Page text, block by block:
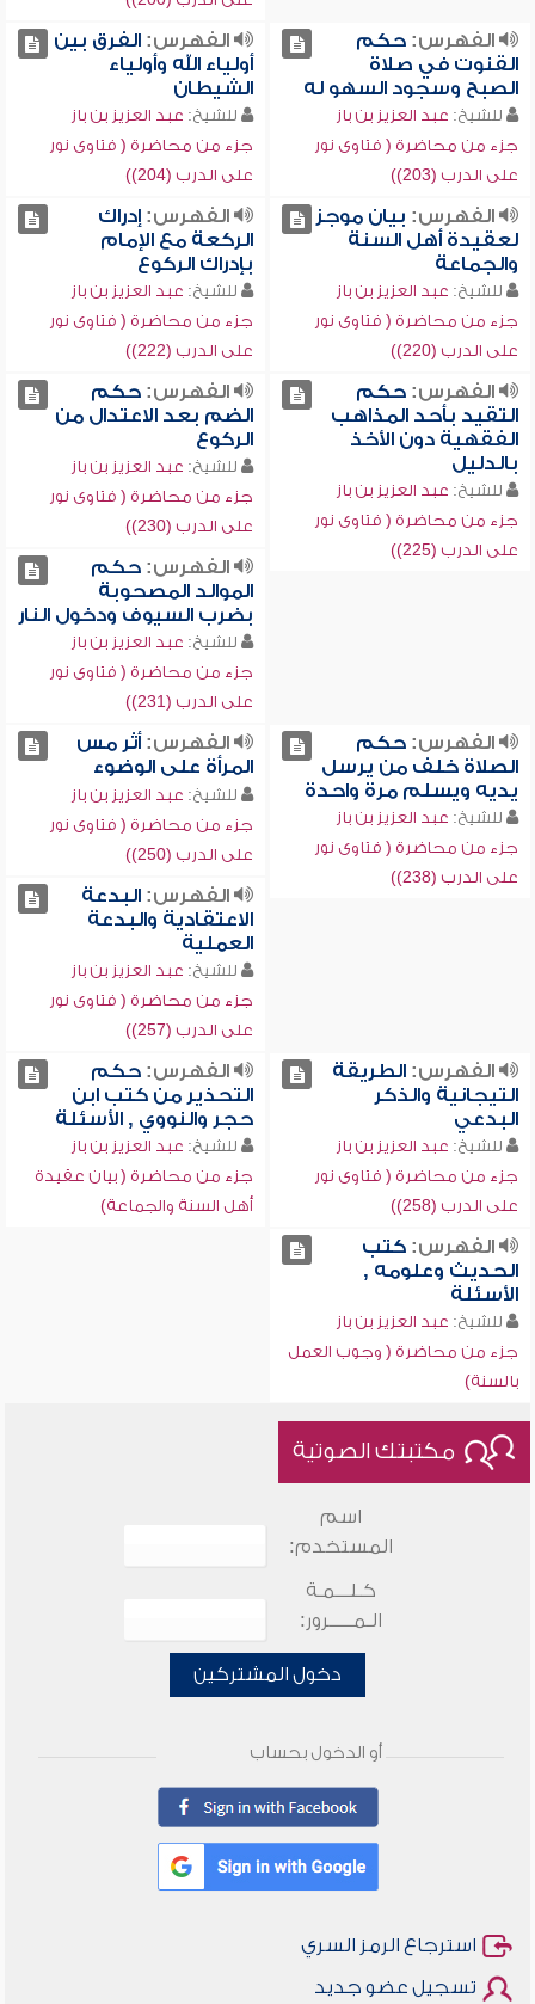
الفهرس:حكم
القنوت في صلاة
الصبح وسجود السهو له
للشيخ: عبد العزيز بن باز
جزء من محاضرة ( فتاوى نور
على الدرب (203))
الفهرس:الفرق بين
أولياء الله وأولياء
الشيطان
للشيخ: عبد العزيز بن باز
جزء من محاضرة ( فتاوى نور
على الدرب (204))
الفهرس: بيان موجز
لعقيدة أهل السنة
والجماعة
للشيخ: عبد العزيز بن باز
جزء من محاضرة ( فتاوى نور
على الدرب (220))
الفهرس:إدراك
الركعة مع الإمام
بإدراك الركوع
للشيخ: عبد العزيز بن باز
جزء من محاضرة ( فتاوى نور
على الدرب (222))
الفهرس:حكم
التقيد بأحد المذاهب
الفقهية دون الأخذ
بالدليل
للشيخ: عبد العزيز بن باز
جزء من محاضرة ( فتاوى نور
على الدرب (225))
الفهرس:حكم
الضم بعد الاعتدال من
الركوع
للشيخ: عبد العزيز بن باز
جزء من محاضرة ( فتاوى نور
على الدرب (230))
الفهرس:حكم
الموالد المصحوبة
بضرب السيوف ودخول النار
للشيخ: عبد العزيز بن باز
جزء من محاضرة ( فتاوى نور
على الدرب (231))
الفهرس:حكم
الصلاة خلف من يرسل
يديه ويسلم مرة واحدة
للشيخ: عبد العزيز بن باز
جزء من محاضرة ( فتاوى نور
على الدرب (238))
الفهرس:أثر مس
المرأة على الوضوء
للشيخ: عبد العزيز بن باز
جزء من محاضرة ( فتاوى نور
على الدرب (250))
الفهرس:البدعة
الاعتقادية والبدعة
العملية
للشيخ: عبد العزيز بن باز
جزء من محاضرة ( فتاوى نور
على الدرب (257))
الفهرس:الطريقة
التيجانية والذكر
البدعي
للشيخ: عبد العزيز بن باز
جزء من محاضرة ( فتاوى نور
على الدرب (258))
الفهرس:حكم
التحذير من كتب ابن
حجر والنووي , الأسئلة
للشيخ: عبد العزيز بن باز
جزء من محاضرة ( بيان عقيدة
أهل السنة والجماعة)
الفهرس:كتب
الحديث وعلومه ,
الأسئلة
للشيخ: عبد العزيز بن باز
جزء من محاضرة ( وجوب العمل
بالسنة)
مكتبتك الصوتية
اسم
المستخدم:
كـلـــمـة
الـمـــــرور:
دخول المشتركين
أو الدخول بحساب
استرجاع الرمز السري
تسجيل عضو جديد